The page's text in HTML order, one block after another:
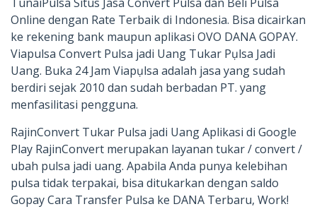
Online dengan Rate Terbaik di Indonesia. Bisa dicairkan
ke rekening bank maupun aplikasi OVO DANA GOPAY.
Viapulsa Convert Pulsa jadi Uang Tukar Pụlsa Jadi
Uang. Buka 24 Jam Viapụlsa adalah jasa yang sudah
berdiri sejak 2010 dan sudah berbadan PT. yang
menfasilitasi pengguna.
RajinConvert Tukar Pulsa jadi Uang Aplikasi di Google
Play RajinConvert merupakan layanan tukar / convert /
ubah pulsa jadi uang. Apabila Anda punya kelebihan
pulsa tidak terpakai, bisa ditukarkan dengan saldo
Gopay Cara Transfer Pulsa ke DANA Terbaru, Work!